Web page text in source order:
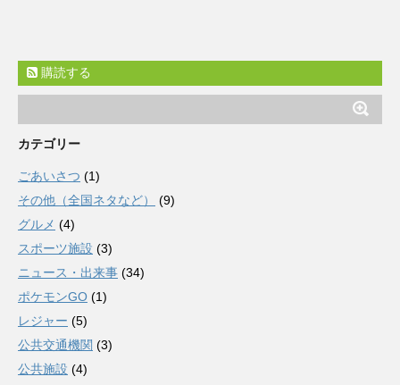
購読する
カテゴリー
ごあいさつ (1)
その他（全国ネタなど）
(9)
グルメ (4)
スポーツ施設 (3)
ニュース・出来事 (34)
ポケモンGO (1)
レジャー (5)
公共交通機関 (3)
公共施設 (4)